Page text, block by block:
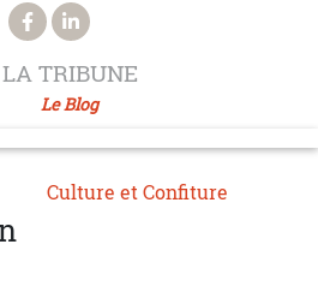
LA TRIBUNE
Le Blog
Culture et Confiture